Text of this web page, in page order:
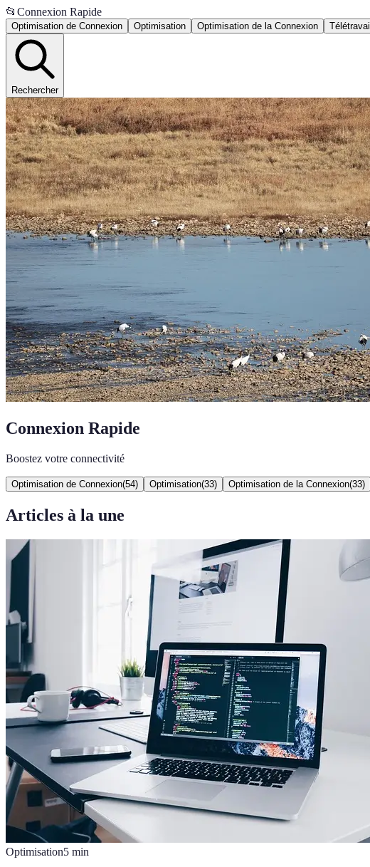
📂 Connexion Rapide
Optimisation de Connexion Optimisation Optimisation de la Connexion Télétravail
Rechercher
Connexion Rapide
Boostez votre connectivité
Optimisation de Connexion(54) Optimisation(33) Optimisation de la Connexion(33)
Articles à la une
Optimisation5 min